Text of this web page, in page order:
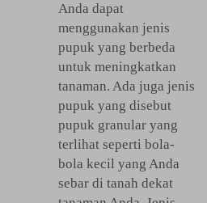
Anda dapat
menggunakan jenis
pupuk yang berbeda
untuk meningkatkan
tanaman. Ada juga jenis
pupuk yang disebut
pupuk granular yang
terlihat seperti bola-
bola kecil yang Anda
sebar di tanah dekat